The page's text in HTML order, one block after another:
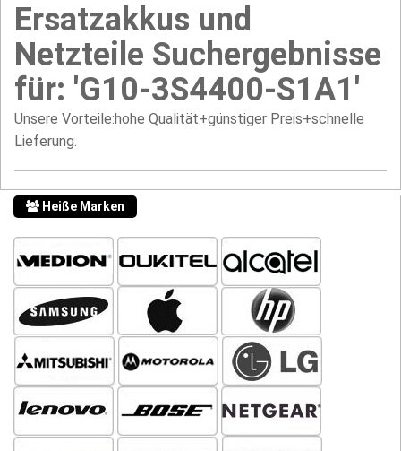
Ersatzakkus und
Netzteile Suchergebnisse
für: 'G10-3S4400-S1A1'
Unsere Vorteile:hohe Qualität+günstiger Preis+schnelle
Lieferung.
Heiße Marken